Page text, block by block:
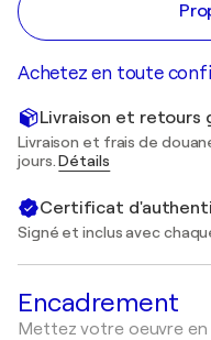
Achetez en toute
Livraison et retours
Livraison et frais de
jours.Détails
Certificat
Signé et inclus avec
Encadrement
Mettez votre oeuvre en